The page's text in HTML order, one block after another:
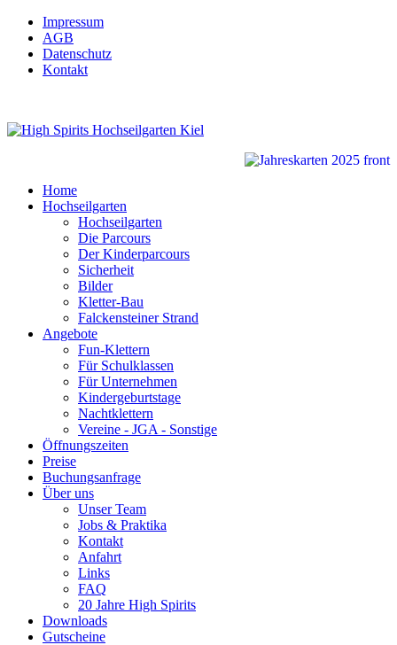
Impressum
AGB
Datenschutz
Kontakt
Home
Hochseilgarten
Hochseilgarten
Die Parcours
Der Kinderparcours
Sicherheit
Bilder
Kletter-Bau
Falckensteiner Strand
Angebote
Fun-Klettern
Für Schulklassen
Für Unternehmen
Kindergeburtstage
Nachtklettern
Vereine - JGA - Sonstige
Öffnungszeiten
Preise
Buchungsanfrage
Über uns
Unser Team
Jobs & Praktika
Kontakt
Anfahrt
Links
FAQ
20 Jahre High Spirits
Downloads
Gutscheine